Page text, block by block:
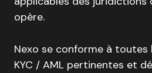
opère.
Nexo se conforme à
KYC / AML pertinentes et